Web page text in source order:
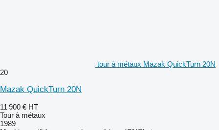
tour à métaux Mazak QuickTurn 20N
20
Mazak QuickTurn 20N
11 900 € HT
Tour à métaux
1989